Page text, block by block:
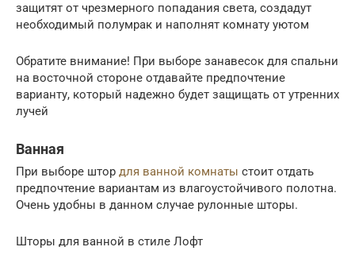
защитят от чрезмерного попадания света, создадут
необходимый полумрак и наполнят комнату уютом
Обратите внимание! При выборе занавесок для спальни
на восточной стороне отдавайте предпочтение
варианту, который надежно будет защищать от утренних
лучей
Ванная
При выборе штор для ванной комнаты стоит отдать
предпочтение вариантам из влагоустойчивого полотна.
Очень удобны в данном случае рулонные шторы.
Шторы для ванной в стиле Лофт